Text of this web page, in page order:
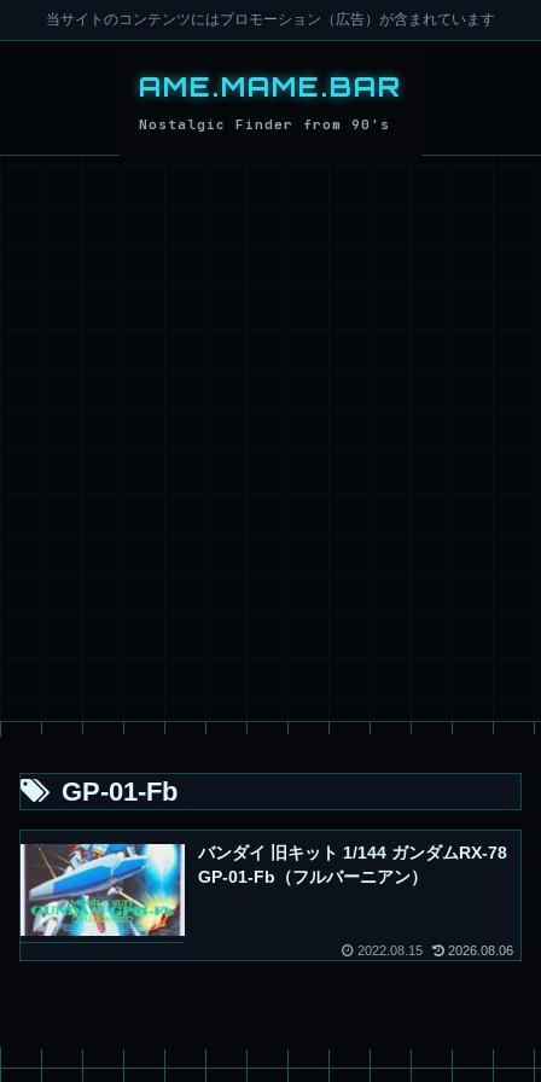
当サイトのコンテンツにはプロモーション（広告）が含まれています
GP-01-Fb
バンダイ 旧キット 1/144 ガンダムRX-78
GP-01-Fb（フルバーニアン）
2022.08.15 2026.08.06